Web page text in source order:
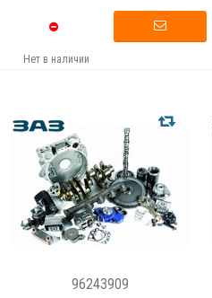
Нет в наличии
96243909